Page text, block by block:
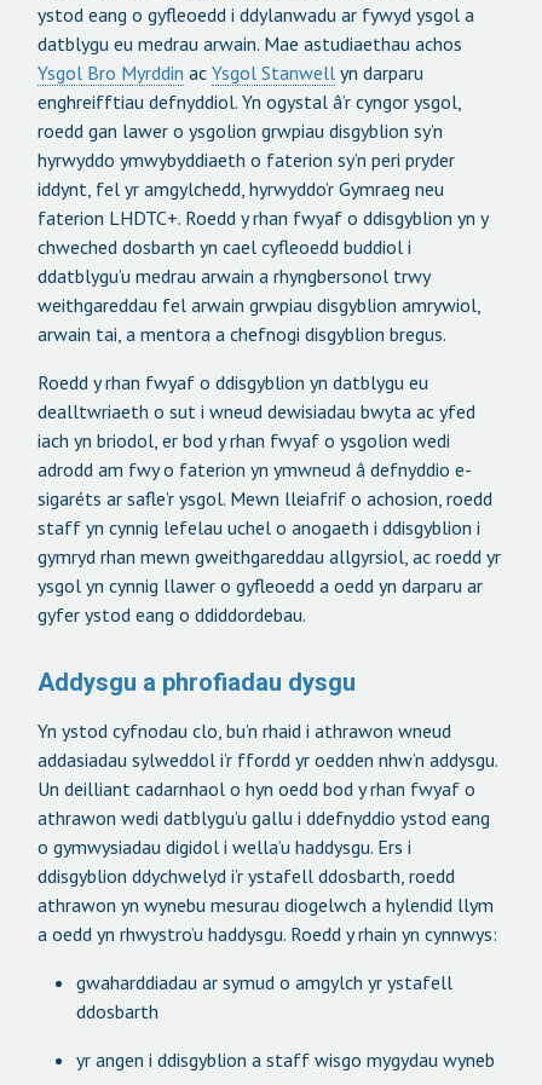
ystod eang o gyfleoedd i ddylanwadu ar fywyd ysgol a
datblygu eu medrau arwain. Mae astudiaethau achos
Ysgol Bro Myrddin ac Ysgol Stanwellyn darparu
enghreifftiau defnyddiol. Yn ogystal â’r cyngor ysgol,
roedd gan lawer o ysgolion grwpiau disgyblion sy’n
hyrwyddo ymwybyddiaeth o faterion sy’n peri pryder
iddynt, fel yr amgylchedd, hyrwyddo’r Gymraeg neu
faterion LHDTC+. Roedd y rhan fwyaf o ddisgyblion yn y
chweched dosbarth yn cael cyfleoedd buddiol i
ddatblygu’u medrau arwain a rhyngbersonol trwy
weithgareddau fel arwain grwpiau disgyblion amrywiol,
arwain tai, a mentora a chefnogi disgyblion bregus.
Roedd y rhan fwyaf o ddisgyblion yn datblygu eu
dealltwriaeth o sut i wneud dewisiadau bwyta ac yfed
iach yn briodol, er bod y rhan fwyaf o ysgolion wedi
adrodd am fwy o faterion yn ymwneud â defnyddio e-
sigaréts ar safle’r ysgol. Mewn lleiafrif o achosion, roedd
staff yn cynnig lefelau uchel o anogaeth i ddisgyblion i
gymryd rhan mewn gweithgareddau allgyrsiol, ac roedd yr
ysgol yn cynnig llawer o gyfleoedd a oedd yn darparu ar
gyfer ystod eang o ddiddordebau.
Addysgu a phrofiadau dysgu
Yn ystod cyfnodau clo, bu’n rhaid i athrawon wneud
addasiadau sylweddol i’r ffordd yr oedden nhw’n addysgu.
Un deilliant cadarnhaol o hyn oedd bod y rhan fwyaf o
athrawon wedi datblygu’u gallu i ddefnyddio ystod eang
o gymwysiadau digidol i wella’u haddysgu. Ers i
ddisgyblion ddychwelyd i’r ystafell ddosbarth, roedd
athrawon yn wynebu mesurau diogelwch a hylendid llym
a oedd yn rhwystro’u haddysgu. Roedd y rhain yn cynnwys:
gwaharddiadau ar symud o amgylch yr ystafell
ddosbarth
yr angen i ddisgyblion a staff wisgo mygydau wyneb